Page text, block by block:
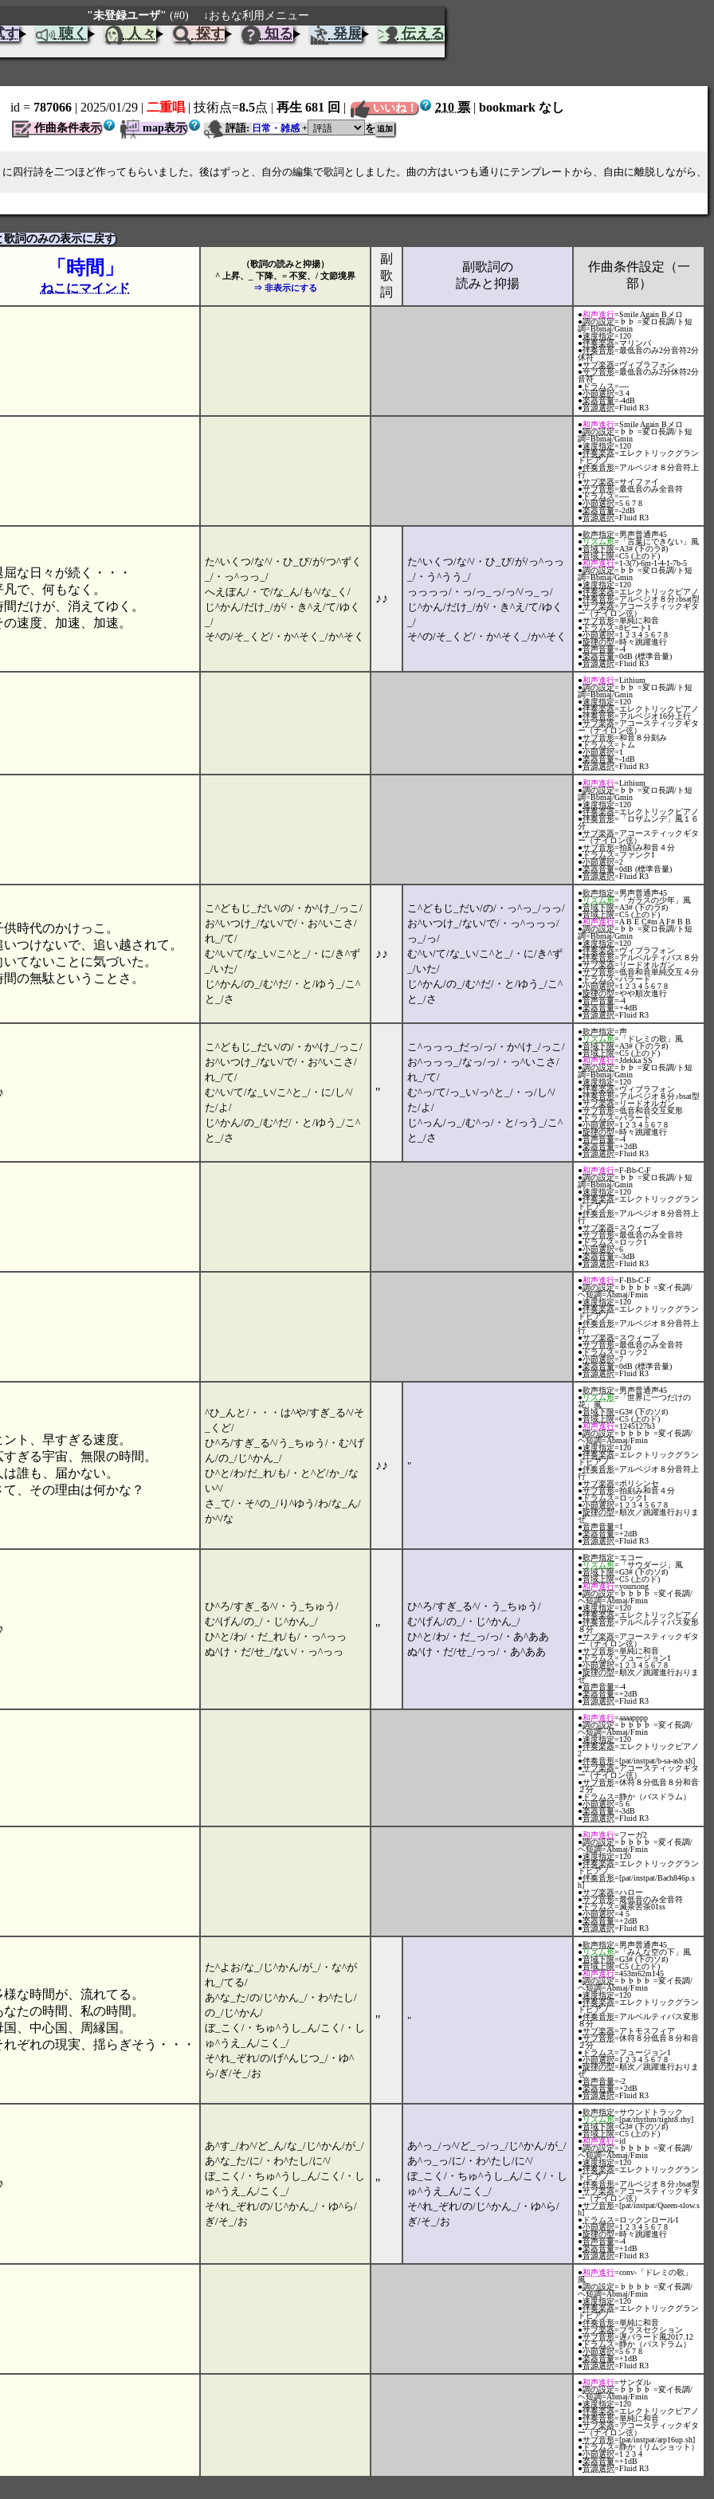
"未登録ユーザ" (#0) ↓おもな利用メニュー
聴く 人々 探す 知る 発展 伝える
id = 787066 | 2025/01/29 | 二重唱 | 技術点=8.5点 | 再生 681 回 | いいね！ 210 票 | bookmark なし
作曲条件表示 map表示 評語: 日常・雑感 + を
四行詩を二つほど作ってもらいました。後はずっと、自分の編集で歌詞としました。曲の方はいつも通りにテンプレートから、自由に離脱しながら、
歌詞のみの表示に戻す
「時間」
ねこにマインド
（歌詞の読みと抑揚）
^ 上昇、_ 下降、= 不変、/ 文節境界
⇒ 非表示にする
副
歌
詞
副歌詞の
読みと抑揚
作曲条件設定（一
部）
●和声進行=Smile Again Bメロ
●調の設定=♭♭ =変ロ長調/ト短
調=Bbmaj/Gmin
●速度指定=120
●伴奏楽器=マリンバ
●伴奏音形=最低音のみ2分音符2分
休符
●サブ楽器=ヴィブラフォン
●サブ音形=最低音のみ2分休符2分
音符
●ドラムス=----
●小節選択=3 4
●楽器音量=-4dB
●音源選択=Fluid R3
●和声進行=Smile Again Bメロ
●調の設定=♭♭ =変ロ長調/ト短
調=Bbmaj/Gmin
●速度指定=120
●伴奏楽器=エレクトリックグラン
ドピアノ
●伴奏音形=アルペジオ８分音符上
行
●サブ楽器=サイファイ
●サブ音形=最低音のみ全音符
●ドラムス=----
●小節選択=5 6 7 8
●楽器音量=-2dB
●音源選択=Fluid R3
屈な日々が続く・・・
凡で、何もなく。
間だけが、消えてゆく。
の速度、加速、加速。
た^いくつ/な^/・ひ_び/が/つ^ずく
_/・っ^っっ_/
へえぼん/・で/な_ん/も^/な_く/
じ^かん/だけ_/が/・き^え/て/ゆく
_/
そ^の/そ_くど/・か^そく_/か^そく
♪♪
た^いくつ/な^/・ひ_び/が/っ^っっ
_/・う^うう_/
っっっっ/・っ/っ_っ/っ^/っ_っ/
じ^かん/だけ_/が/・き^え/て/ゆく
_/
そ^の/そ_くど/・か^そく_/か^そく
●歌声指定=男声普通声45
●リズム形=「言葉にできない」風
●音域下限=A3# (下のラ♯)
●音域上限=C5 (上のド)
●和声進行=1-3(7)-6m-1-4-1-7b-5
●調の設定=♭♭ =変ロ長調/ト短
調=Bbmaj/Gmin
●速度指定=120
●伴奏楽器=エレクトリックピアノ
●伴奏音形=アルペジオ８分♪bsat型
●サブ楽器=アコースティックギタ
ー（ナイロン弦）
●サブ音形=単純に和音
●ドラムス=8ビート1
●小節選択=1 2 3 4 5 6 7 8
●旋律の型=時々跳躍進行
●音声音量=-4
●楽器音量=0dB (標準音量)
●音源選択=Fluid R3
●和声進行=Lithium
●調の設定=♭♭ =変ロ長調/ト短
調=Bbmaj/Gmin
●速度指定=120
●伴奏楽器=エレクトリックピアノ
●伴奏音形=アルペジオ16分上行
●サブ楽器=アコースティックギタ
ー（ナイロン弦）
●サブ音形=和音８分刻み
●ドラムス=トム
●小節選択=1
●楽器音量=-1dB
●音源選択=Fluid R3
●和声進行=Lithium
●調の設定=♭♭ =変ロ長調/ト短
調=Bbmaj/Gmin
●速度指定=120
●伴奏楽器=エレクトリックピアノ
●伴奏音形=「ロザムンデ」風１６
分
●サブ楽器=アコースティックギタ
ー（ナイロン弦）
●サブ音形=拍刻み和音４分
●ドラムス=ファンク1
●小節選択=2
●楽器音量=0dB (標準音量)
●音源選択=Fluid R3
供時代のかけっこ。
いつけないで、追い越されて。
いてないことに気づいた。
間の無駄ということさ。
こ^どもじ_だい/の/・か^け_/っこ/
お^いつけ_/ない/で/・お^いこさ/
れ_/て/
む^い/て/な_い/こ^と_/・に/き^ず
_/いた/
じ^かん/の_/む^だ/・と/ゆう_/こ^
と_/さ
♪♪
こ^どもじ_だい/の/・っ^っ_/っっ/
お^いつけ_/ない/で/・っ^っっっ/
っ_/っ/
む^い/て/な_い/こ^と_/・に/き^ず
_/いた/
じ^かん/の_/む^だ/・と/ゆう_/こ^
と_/さ
●歌声指定=男声普通声45
●リズム形=「ガラスの少年」風
●音域下限=A3# (下のラ♯)
●音域上限=C5 (上のド)
●和声進行=A B E C#m A F# B B
●調の設定=♭♭ =変ロ長調/ト短
調=Bbmaj/Gmin
●速度指定=120
●伴奏楽器=ヴィブラフォン
●伴奏音形=アルベルティバス８分
●サブ楽器=リードオルガン
●サブ音形=低音和音単純交互４分
●ドラムス=バラード
●小節選択=1 2 3 4 5 6 7 8
●旋律の型=やや順次進行
●音声音量=-4
●楽器音量=+4dB
●音源選択=Fluid R3
こ^どもじ_だい/の/・か^け_/っこ/
お^いつけ_/ない/で/・お^いこさ/
れ_/て/
む^い/て/な_い/こ^と_/・に/し^/
た/よ/
じ^かん/の_/む^だ/・と/ゆう_/こ^
と_/さ
"
こ^っっっ_だっ/っ/・か^け_/っこ/
お^っっっ_/なっ/っ/・っ^いこさ/
れ_/て/
む^っ/て/っ_い/っ^と_/・っ/し^/
た/よ/
じ^っん/っ_/む^っ/・と/っう_/こ^
と_/さ
●歌声指定=声
●リズム形=「ドレミの歌」風
●音域下限=A3# (下のラ♯)
●音域上限=C5 (上のド)
●和声進行=Jdekka SS
●調の設定=♭♭ =変ロ長調/ト短
調=Bbmaj/Gmin
●速度指定=120
●伴奏楽器=ヴィブラフォン
●伴奏音形=アルペジオ８分♪bsat型
●サブ楽器=リードオルガン
●サブ音形=低音和音交互変形
●ドラムス=バラード
●小節選択=1 2 3 4 5 6 7 8
●旋律の型=時々跳躍進行
●音声音量=-4
●楽器音量=+2dB
●音源選択=Fluid R3
●和声進行=F-Bb-C-F
●調の設定=♭♭ =変ロ長調/ト短
調=Bbmaj/Gmin
●速度指定=120
●伴奏楽器=エレクトリックグラン
ドピアノ
●伴奏音形=アルペジオ８分音符上
行
●サブ楽器=スウィープ
●サブ音形=最低音のみ全音符
●ドラムス=ロック1
●小節選択=6
●楽器音量=-3dB
●音源選択=Fluid R3
●和声進行=F-Bb-C-F
●調の設定=♭♭♭♭ =変イ長調/
ヘ短調=Abmaj/Fmin
●速度指定=120
●伴奏楽器=エレクトリックグラン
ドピアノ
●伴奏音形=アルペジオ８分音符上
行
●サブ楽器=スウィープ
●サブ音形=最低音のみ全音符
●ドラムス=ロック2
●小節選択=7
●楽器音量=0dB (標準音量)
●音源選択=Fluid R3
ント、早すぎる速度。
すぎる宇宙、無限の時間。
は誰も、届かない。
て、その理由は何かな？
^ひ_んと/・・・は^や/すぎ_る^/そ
_くど/
ひ^ろ/すぎ_る^/う_ちゅう/・む^げ
ん/の_/じ^かん_/
ひ^と/わ/だ_れ/も/・と^ど/か_/な
い^/
さ_て/・そ^の_/り^ゆう/わ/な_ん/
か^/な
♪♪ "
●歌声指定=男声普通声45
●リズム形=「世界に一つだけの
花」風
●音域下限=G3# (下のソ♯)
●音域上限=C5 (上のド)
●和声進行=1245127b3
●調の設定=♭♭♭♭ =変イ長調/
ヘ短調=Abmaj/Fmin
●速度指定=120
●伴奏楽器=エレクトリックグラン
ドピアノ
●伴奏音形=アルペジオ８分音符上
行
●サブ楽器=ポリシンセ
●サブ音形=拍刻み和音４分
●ドラムス=ロック1
●小節選択=1 2 3 4 5 6 7 8
●旋律の型=順次／跳躍進行おりま
ぜ
●音声音量=1
●楽器音量=+2dB
●音源選択=Fluid R3
ひ^ろ/すぎ_る^/・う_ちゅう/
む^げん/の_/・じ^かん_/
ひ^と/わ/・だ_れ/も/・っ^っっ
ぬ^け・だ/せ_/ない/・っ^っっ
"
ひ^ろ/すぎ_る^/・う_ちゅう/
む^げん/の_/・じ^かん_/
ひ^と/わ/・だ_っ/っ/・あ^ああ
ぬ^け・だ/せ_/っっ/・あ^ああ
●歌声指定=エコー
●リズム形=「サウダージ」風
●音域下限=G3# (下のソ♯)
●音域上限=C5 (上のド)
●和声進行=yoursong
●調の設定=♭♭♭♭ =変イ長調/
ヘ短調=Abmaj/Fmin
●速度指定=120
●伴奏楽器=エレクトリックピアノ
●伴奏音形=アルベルティバス変形
８分
●サブ楽器=アコースティックギタ
ー（ナイロン弦）
●サブ音形=単純に和音
●ドラムス=フュージョン1
●小節選択=1 2 3 4 5 6 7 8
●旋律の型=順次／跳躍進行おりま
ぜ
●音声音量=-4
●楽器音量=+2dB
●音源選択=Fluid R3
●和声進行=aaaapppp
●調の設定=♭♭♭♭ =変イ長調/
ヘ短調=Abmaj/Fmin
●速度指定=120
●伴奏楽器=エレクトリックピアノ
2
●伴奏音形=[pat/instpat/b-sa-asb.sh]
●サブ楽器=アコースティックギタ
ー（ナイロン弦）
●サブ音形=休符８分低音８分和音
２分
● ドラムス=静か（バスドラム）
●小節選択=5 6
●楽器音量=-3dB
●音源選択=Fluid R3
●和声進行=フーガ2
●調の設定=♭♭♭♭ =変イ長調/
ヘ短調=Abmaj/Fmin
●速度指定=120
●伴奏楽器=エレクトリックグラン
ドピアノ
●伴奏音形=[pat/instpat/Bach846p.s
h]
●サブ楽器=ハロー
●サブ音形=最低音のみ全音符
●ドラムス=滅茶苦茶01ss
●小節選択=4 5
●楽器音量=+2dB
●音源選択=Fluid R3
様な時間が、流れてる。
なたの時間、私の時間。
国、中心国、周縁国。
れぞれの現実、揺らぎそう・・・
た^よお/な_/じ^かん/が_/・な^が
れ_/てる/
あ^な_た/の/じ^かん_/・わ^たし/
の_/じ^かん/
ぼ_こく/・ちゅ^うし_ん/こく/・し
ゅ^うえ_ん/こく_/
そ^れ_ぞれ/の/げ^んじつ_/・ゆ^
ら/ぎ/そ_/お
" "
●歌声指定=男声普通声45
●リズム形=「みんな空の下」風
●音域下限=G3# (下のソ♯)
●音域上限=C5 (上のド)
●和声進行=453m62m145
●調の設定=♭♭♭♭ =変イ長調/
ヘ短調=Abmaj/Fmin
●速度指定=120
●伴奏楽器=エレクトリックグラン
ドピアノ
●伴奏音形=アルベルティバス変形
８分
●サブ楽器=アトモスフィア
●サブ音形=休符８分低音８分和音
２分
● ドラムス=フュージョン1
●小節選択=1 2 3 4 5 6 7 8
●旋律の型=順次／跳躍進行おりま
ぜ
●音声音量=-2
●楽器音量=+2dB
●音源選択=Fluid R3
あ^す_/わ^/ど_ん/な_/じ^かん/が_/
あ^な_た/に/・わ^たし/に^/
ぼ_こく/・ちゅ^うし_ん/こく/・し
ゅ^うえ_ん/こく_/
そ^れ_ぞれ/の/じ^かん_/・ゆ^ら/
ぎ/そ_/お
"
あ^っ_/っ^/ど_っ/っ_/じ^かん/が_/
あ^っ_っ/に/・わ^たし/に^/
ぼ_こく/・ちゅ^うし_ん/こく/・し
ゅ^うえ_ん/こく_/
そ^れ_ぞれ/の/じ^かん_/・ゆ^ら/
ぎ/そ_/お
●歌声指定=サウンドトラック
●リズム形=[pat/rhythm/tight8.rhy]
●音域下限=G3# (下のソ♯)
●音域上限=C5 (上のド)
●和声進行=id
●調の設定=♭♭♭♭ =変イ長調/
ヘ短調=Abmaj/Fmin
●速度指定=120
●伴奏楽器=エレクトリックグラン
ドピアノ
●伴奏音形=アルペジオ８分♪bsat型
●サブ楽器=アコースティックギタ
ー（ナイロン弦）
●サブ音形=[pat/instpat/Queen-slow.s
h]
● ドラムス=ロックンロール1
●小節選択=1 2 3 4 5 6 7 8
●旋律の型=時々跳躍進行
●音声音量=-4
●楽器音量=+1dB
●音源選択=Fluid R3
●和声進行=conv-「ドレミの歌」
風
●調の設定=♭♭♭♭ =変イ長調/
ヘ短調=Abmaj/Fmin
●速度指定=120
●伴奏楽器=エレクトリックグラン
ドピアノ
●伴奏音形=単純に和音
●サブ楽器=ブラスセクション
●サブ音形=遅バラード風2017.12
●ドラムス=静か（バスドラム）
●小節選択=5 6 7 8
●楽器音量=+1dB
●音源選択=Fluid R3
●和声進行=サンダル
●調の設定=♭♭♭♭ =変イ長調/
ヘ短調=Abmaj/Fmin
●速度指定=120
●伴奏楽器=エレクトリックピアノ
●伴奏音形=単純に和音
●サブ楽器=アコースティックギタ
ー（ナイロン弦）
●サブ音形=[pat/instpat/arp16up.sh]
●ドラムス=静か（リムショット）
●小節選択=1 2 3 4
●楽器音量=+1dB
●音源選択=Fluid R3